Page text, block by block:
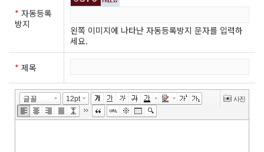
* 자동등록
방지
왼쪽 이미지에 나타난 자동등록방지 문자를 입력하
세요.
* 제목